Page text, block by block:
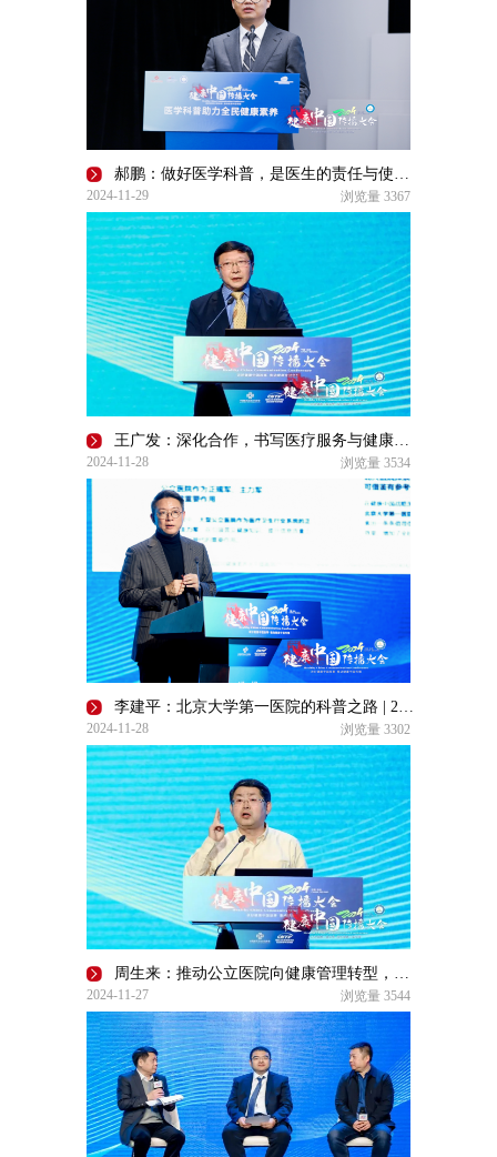
郝鹏：做好医学科普，是医生的责任与使命 | 2024健康中国传播大会
2024-11-29 浏览量 3367
王广发：深化合作，书写医疗服务与健康传播新篇章 | 2024健康中国传播大会
2024-11-28 浏览量 3534
李建平：北京大学第一医院的科普之路 | 2024健康中国传播大会
2024-11-28 浏览量 3302
​周生来：推动公立医院向健康管理转型，三明医改经验引领新方向 | 2024健康中国传播大会
2024-11-27 浏览量 3544